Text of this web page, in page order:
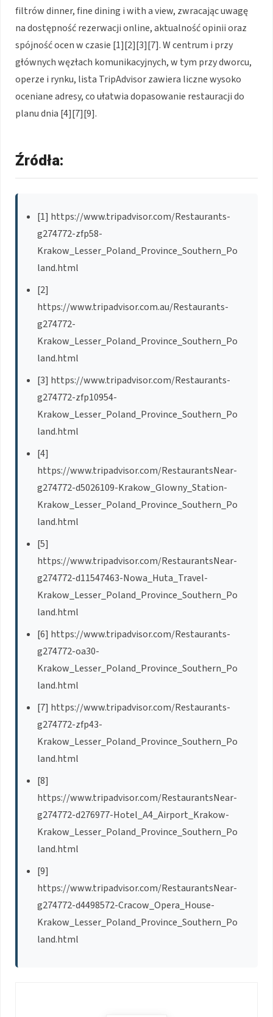
filtrów dinner, fine dining i with a view, zwracając uwagę
na dostępność rezerwacji online, aktualność opinii oraz
spójność ocen w czasie [1][2][3][7]. W centrum i przy
głównych węzłach komunikacyjnych, w tym przy dworcu,
operze i rynku, lista TripAdvisor zawiera liczne wysoko
oceniane adresy, co ułatwia dopasowanie restauracji do
planu dnia [4][7][9].
Źródła:
[1] https://www.tripadvisor.com/Restaurants-
g274772-zfp58-
Krakow_Lesser_Poland_Province_Southern_Po
land.html
[2]
https://www.tripadvisor.com.au/Restaurants-
g274772-
Krakow_Lesser_Poland_Province_Southern_Po
land.html
[3] https://www.tripadvisor.com/Restaurants-
g274772-zfp10954-
Krakow_Lesser_Poland_Province_Southern_Po
land.html
[4]
https://www.tripadvisor.com/RestaurantsNear-
g274772-d5026109-Krakow_Glowny_Station-
Krakow_Lesser_Poland_Province_Southern_Po
land.html
[5]
https://www.tripadvisor.com/RestaurantsNear-
g274772-d11547463-Nowa_Huta_Travel-
Krakow_Lesser_Poland_Province_Southern_Po
land.html
[6] https://www.tripadvisor.com/Restaurants-
g274772-oa30-
Krakow_Lesser_Poland_Province_Southern_Po
land.html
[7] https://www.tripadvisor.com/Restaurants-
g274772-zfp43-
Krakow_Lesser_Poland_Province_Southern_Po
land.html
[8]
https://www.tripadvisor.com/RestaurantsNear-
g274772-d276977-Hotel_A4_Airport_Krakow-
Krakow_Lesser_Poland_Province_Southern_Po
land.html
[9]
https://www.tripadvisor.com/RestaurantsNear-
g274772-d4498572-Cracow_Opera_House-
Krakow_Lesser_Poland_Province_Southern_Po
land.html